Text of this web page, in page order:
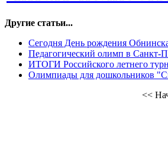
Другие статьи...
Сегодня День рождения
Педагогический олимп в Санкт-
ИТОГИ Российского летнего
Олимпиады для дошкольников
<<